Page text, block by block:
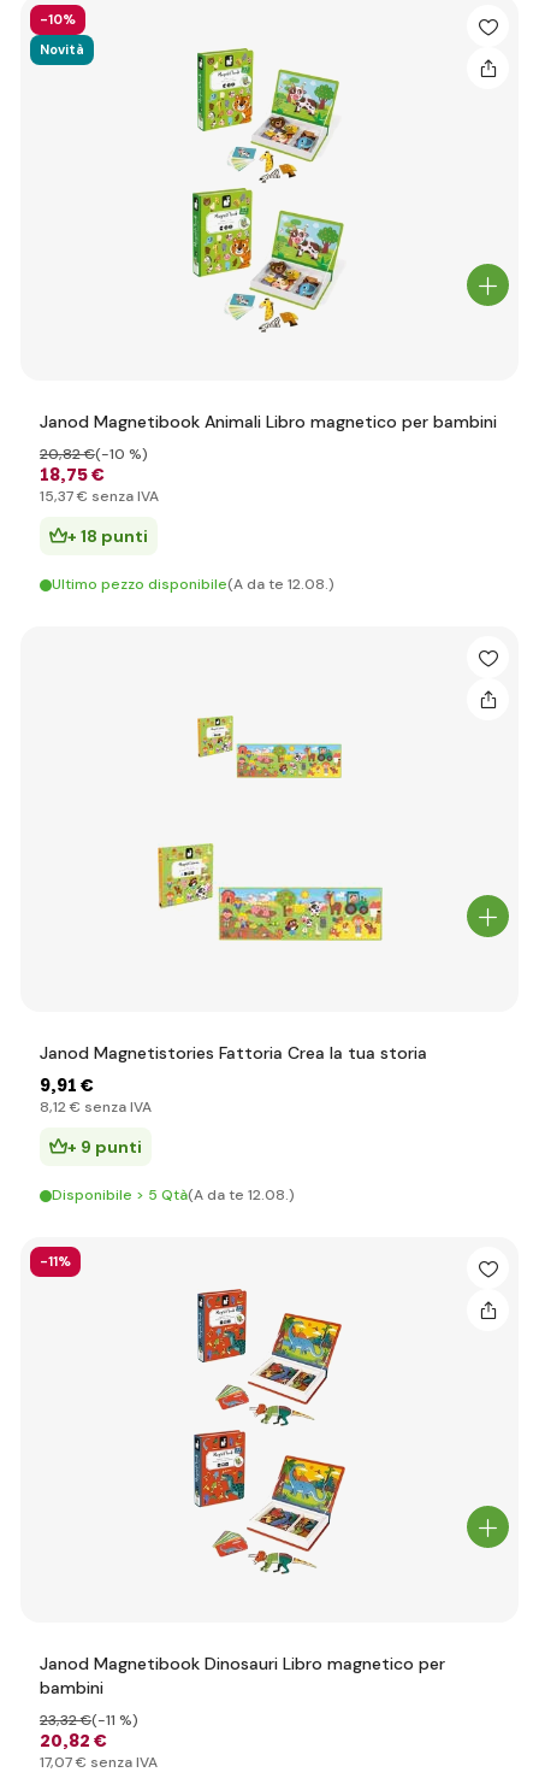
-10%
Novità
Janod Magnetibook Animali Libro magnetico per bambini
18,75 €
20,82 €(-10 %)
15,37 € senza IVA
+ 18 punti
Ultimo pezzo disponibile(A da te 12.08.)
Janod Magnetistories Fattoria Crea la tua storia
9,91 €
8,12 € senza IVA
+ 9 punti
Disponibile > 5 Qtà(A da te 12.08.)
-11%
Janod Magnetibook Dinosauri Libro magnetico per
bambini
20,82 €
23,32 €(-11 %)
17,07 € senza IVA